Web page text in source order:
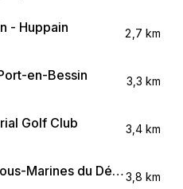
- Huppain 2,7 km
en-Bessin 3,3 km
Golf Club 3,4 km
Musée des Epaves Sous-Marines du Débarquement3,8 km